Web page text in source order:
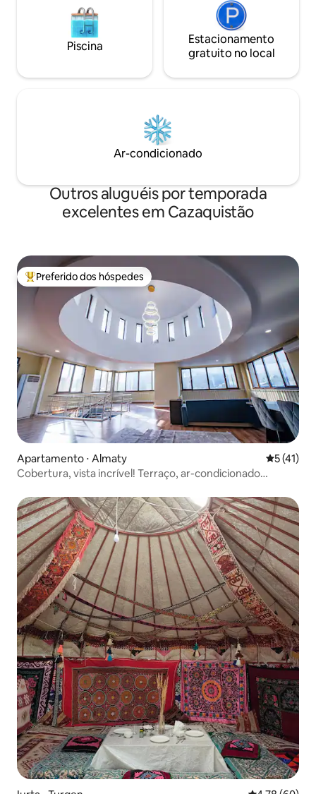
Piscina
Estacionamento
gratuito no local
Ar-condicionado
Outros aluguéis por temporada
excelentes em Cazaquistão
Entre os melhores preferidos dos hóspedes
Preferido dos hóspedes
Apartamento ⋅ Almaty 5 de uma
5 (41)
Cobertura, vista incrível! Terraço, ar-condicionado